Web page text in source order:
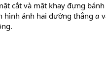
cắt và mặt khay đựng
hình ảnh hai đường thẳng a